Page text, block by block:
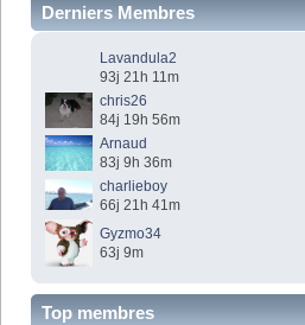
Derniers Membres
Lavandula2
93j 21h 11m
chris26
84j 19h 56m
Arnaud
83j 9h 36m
charlieboy
66j 21h 41m
Gyzmo34
63j 9m
Top membres